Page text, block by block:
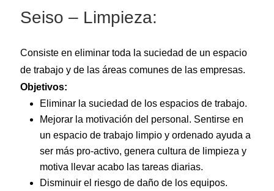
Seiso – Limpieza:
Consiste en eliminar toda la suciedad de un espacio
de trabajo y de las áreas comunes de las empresas.
Objetivos:
Eliminar la suciedad de los espacios de trabajo.
Mejorar la motivación del personal. Sentirse en
un espacio de trabajo limpio y ordenado ayuda a
ser más pro-activo, genera cultura de limpieza y
motiva llevar acabo las tareas diarias.
Disminuir el riesgo de daño de los equipos.